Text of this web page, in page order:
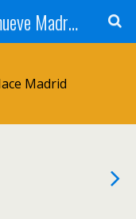
El blog de la EMT | Nos mueve Madrid
Madrid